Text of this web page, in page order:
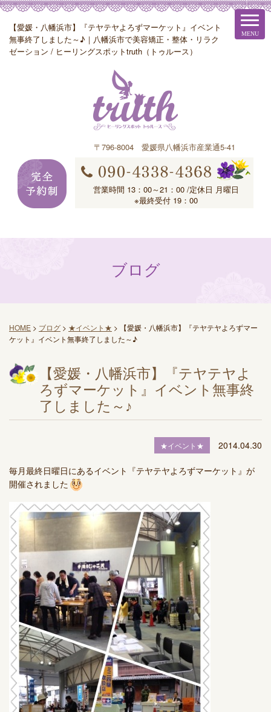
【愛媛・八幡浜市】『テヤテヤよろずマーケット』イベント
無事終了しました～♪｜八幡浜市で美容矯正・整体・リラク
ゼーション / ヒーリングスポットtruth（トゥルース）
〒796-8004 愛媛県八幡浜市産業通5-41
営業時間 13：00～21：00 /定休日 月曜日
※最終受付 19：00
ブログ
HOME > ブログ > ★イベント★ >
【愛媛・八幡浜市】『テヤテヤよろずマー
ケット』イベント無事終了しました～♪
【愛媛・八幡浜市】『テヤテヤよ
ろずマーケット』イベント無事終
了しました～♪
★イベント★ 2014.04.30
毎月最終日曜日にあるイベント『テヤテヤよろずマーケット』が
開催されました